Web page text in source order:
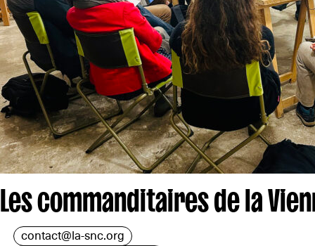
Les commanditaires de la
contact@la-snc.org